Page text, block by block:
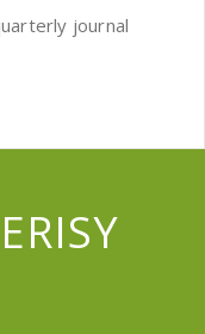
journal